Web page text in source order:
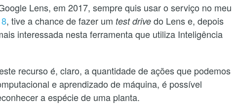
Lens, em 2017, sempre quis usar o serviço no meu
, tive a chance de fazer um test drive do Lens e, depois
interessada nesta ferramenta que utiliza Inteligência
recurso é, claro, a quantidade de ações que podemos
e aprendizado de máquina, é possível
a espécie de uma planta.